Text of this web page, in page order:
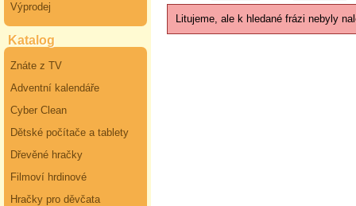
Výprodej
Katalog
Znáte z TV
Adventní kalendáře
Cyber Clean
Dětské počítače a tablety
Dřevěné hračky
Filmoví hrdinové
Hračky pro děvčata
Litujeme, ale k hledané frázi nebyly